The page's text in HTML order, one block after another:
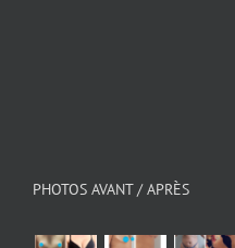
PHOTOS AVANT / APRÈS